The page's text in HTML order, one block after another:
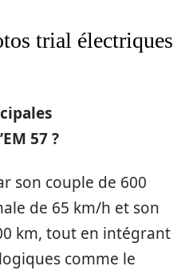
trial électriques
57 ?
son couple de 600
de 65 km/h et son
km, tout en intégrant
comme le